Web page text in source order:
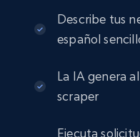
Describe tus
español
La IA genera
scraper
Ejecuta